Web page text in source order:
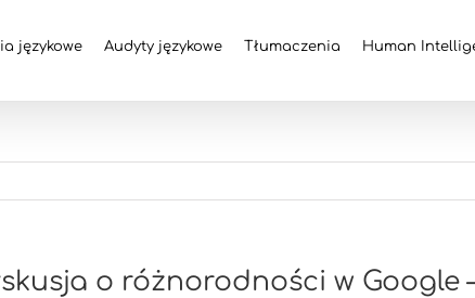
językowe Audyty językowe Tłumaczenia Human
o różnorodności w Google